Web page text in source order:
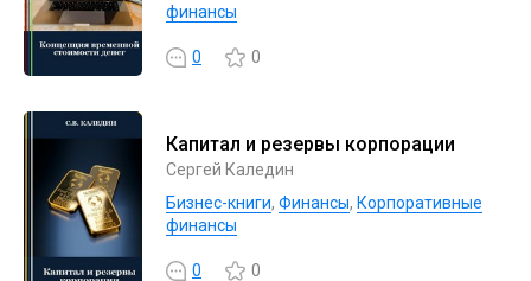
финансы
0 0
Капитал и резервы корпорации
Сергей Каледин
Бизнес-книги, Финансы, Корпоративные
финансы
0 0